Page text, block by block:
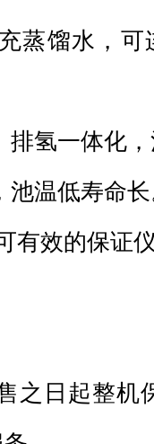
蒸馏水，
排氢一体化
池温低寿命
有效的保证
之日起整机